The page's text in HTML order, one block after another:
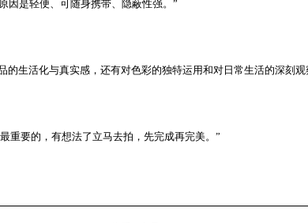
因是轻便、可随身携带、隐蔽性强。”
的生活化与真实感，还有对色彩的独特运用和对日常生活的深刻观
重要的，有想法了立马去拍，先完成再完美。”